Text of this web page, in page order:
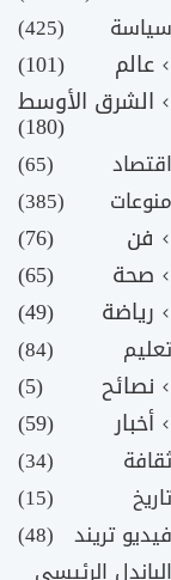
سياسة
(425)
عالم
(101)
الشرق الأوسط
(180)
اقتصاد
(65)
منوعات
(385)
فن
(76)
صحة
(65)
رياضة
(49)
تعليم (84)
نصائح
(5)
أخبار
(59)
ثقافة
(34)
تاريخ
(15)
فيديو تريند (48)
الباندل الرئيسي